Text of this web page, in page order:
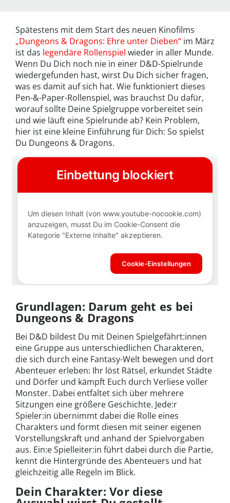
Spätestens mit dem Start des neuen Kinofilms
„Dungeons & Dragons: Ehre unter Dieben“ im März
ist das legendäre Rollenspiel wieder in aller Munde.
Wenn Du Dich noch nie in einer D&D-Spielrunde
wiedergefunden hast, wirst Du Dich sicher fragen,
was es damit auf sich hat. Wie funktioniert dieses
Pen-&-Paper-Rollenspiel, was brauchst Du dafür,
worauf sollte Deine Spielgruppe vorbereitet sein
und wie läuft eine Spielrunde ab? Kein Problem,
hier ist eine kleine Einführung für Dich: So spielst
Du Dungeons & Dragons.
Grundlagen: Darum geht es bei
Dungeons & Dragons
Bei D&D bildest Du mit Deinen Spielgefährt:innen
eine Gruppe aus unterschiedlichen Charakteren,
die sich durch eine Fantasy-Welt bewegen und dort
Abenteuer erleben: Ihr löst Rätsel, erkundet Städte
und Dörfer und kämpft Euch durch Verliese voller
Monster. Dabei entfaltet sich über mehrere
Sitzungen eine größere Geschichte. Jede:r
Spieler:in übernimmt dabei die Rolle eines
Charakters und formt diesen mit seiner eigenen
Vorstellungskraft und anhand der Spielvorgaben
aus. Ein:e Spielleiter:in führt dabei durch die Partie,
kennt die Hintergründe des Abenteuers und hat
gleichzeitig alle Regeln im Blick.
Dein Charakter: Vor diese